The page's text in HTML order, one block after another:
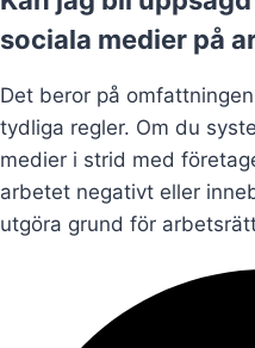
sociala medier på
Det beror på
tydliga regler. Om du
medier i strid med
arbetet negativt eller
utgöra grund för